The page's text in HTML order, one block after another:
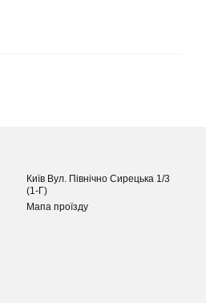
Київ Вул. Північно Сирецька 1/3
(1-Г)
Мапа проїзду